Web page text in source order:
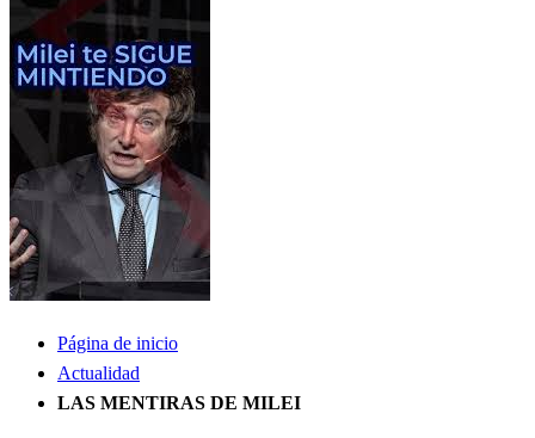
Página de inicio
Actualidad
LAS MENTIRAS DE MILEI